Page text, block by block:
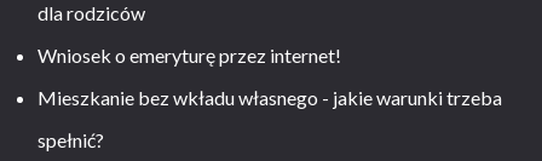
dla rodziców
Wniosek o emeryturę przez internet!
Mieszkanie bez wkładu własnego - jakie warunki trzeba
spełnić?